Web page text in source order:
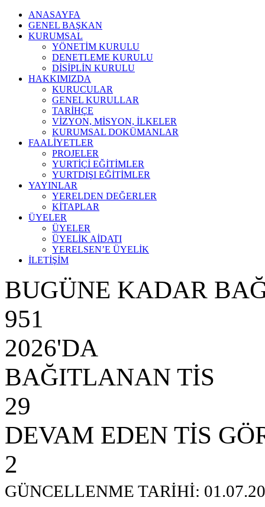
ANASAYFA
GENEL BAŞKAN
KURUMSAL
YÖNETİM KURULU
DENETLEME KURULU
DİSİPLİN KURULU
HAKKIMIZDA
KURUCULAR
GENEL KURULLAR
TARİHÇE
VİZYON, MİSYON, İLKELER
KURUMSAL DOKÜMANLAR
FAALİYETLER
PROJELER
YURTİÇİ EĞİTİMLER
YURTDIŞI EĞİTİMLER
YAYINLAR
YERELDEN DEĞERLER
KİTAPLAR
ÜYELER
ÜYELER
ÜYELİK AİDATI
YERELSEN’E ÜYELİK
İLETİŞİM
BUGÜNE KADAR
951
2026'DA
BAĞITLANAN TİS
29
DEVAM EDEN TİS
2
GÜNCELLENME TARİHİ: